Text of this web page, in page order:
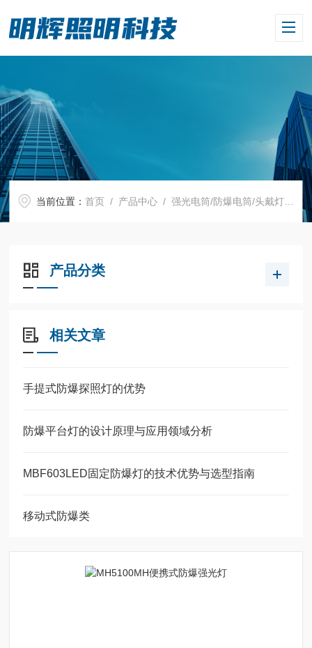
当前位置：首页 / 产品中心 /强光电筒/防爆电筒/头戴灯
产品分类
相关文章
手提式防爆探照灯的优势
防爆平台灯的设计原理与应用领域分析
MBF603LED固定防爆灯的技术优势与选型指南
移动式防爆类